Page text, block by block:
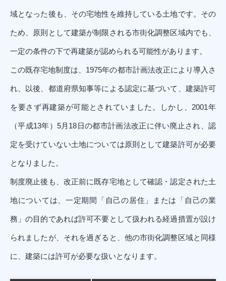
域となった後も、その宅地性を維持している土地です。その
ため、原則として建築が制限される市街化調整区域内でも、
一定の条件の下で再建築が認められる可能性があります。
この既存宅地制度は、1975年の都市計画法改正により導入さ
れ、以後、都道府県知事等による認定に基づいて、建築許可
を要さず再建築が可能とされていました。しかし、2001年
（平成13年）5月18日の都市計画法改正に伴い廃止され、認
定を受けていない土地については原則として建築許可が必要
となりました。
制度廃止後も、改正前に既存宅地として確認・認定された土
地については、一定期間「自己の居住」または「自己の業
務」の目的であれば許可不要として扱われる経過措置が設け
られましたが、それを過ぎると、他の市街化調整区域と同様
に、建築には許可が必要な扱いとなります。